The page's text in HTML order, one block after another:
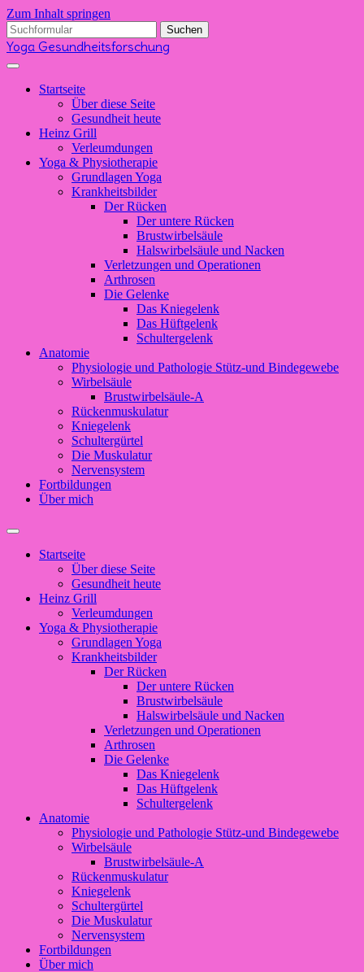
Zum Inhalt springen
Suchen
nach:
Yoga Gesundheitsforschung
Startseite
Über diese Seite
Gesundheit heute
Heinz Grill
Verleumdungen
Yoga & Physiotherapie
Grundlagen Yoga
Krankheitsbilder
Der Rücken
Der untere Rücken
Brustwirbelsäule
Halswirbelsäule und Nacken
Verletzungen und Operationen
Arthrosen
Die Gelenke
Das Kniegelenk
Das Hüftgelenk
Schultergelenk
Anatomie
Physiologie und Pathologie Stütz-und Bindegewebe
Wirbelsäule
Brustwirbelsäule-A
Rückenmuskulatur
Kniegelenk
Schultergürtel
Die Muskulatur
Nervensystem
Fortbildungen
Über mich
Suchfeld
ein-/ausblenden
Startseite
Über diese Seite
Gesundheit heute
Heinz Grill
Verleumdungen
Yoga & Physiotherapie
Grundlagen Yoga
Krankheitsbilder
Der Rücken
Der untere Rücken
Brustwirbelsäule
Halswirbelsäule und Nacken
Verletzungen und Operationen
Arthrosen
Die Gelenke
Das Kniegelenk
Das Hüftgelenk
Schultergelenk
Anatomie
Physiologie und Pathologie Stütz-und Bindegewebe
Wirbelsäule
Brustwirbelsäule-A
Rückenmuskulatur
Kniegelenk
Schultergürtel
Die Muskulatur
Nervensystem
Fortbildungen
Über mich